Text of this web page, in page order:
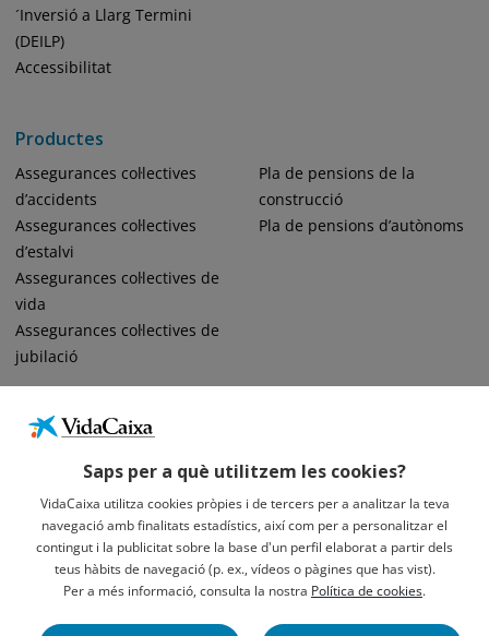
Saps per a què utilitzem les cookies?
VidaCaixa utilitza cookies pròpies i de tercers per a analitzar la teva
navegació amb finalitats estadístics, així com per a personalitzar el
contingut i la publicitat sobre la base d'un perfil elaborat a partir dels
teus hàbits de navegació (p. ex., vídeos o pàgines que has vist).
Per a més informació, consulta la nostra Política de cookies.
´Inversió a Llarg Termini
(DEILP)
Accessibilitat
Productes
Assegurances col·lectives
d’accidents
Assegurances col·lectives
d’estalvi
Assegurances col·lectives de
vida
Assegurances col·lectives de
jubilació
Pla de pensions de la
construcció
Pla de pensions d’autònoms
Informació Legal Sobre VidaCaixa, S.A.
Avís Legal
Privacidad